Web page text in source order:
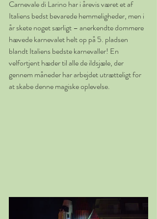
Carnevale di Larino har i årevis været et af
Italiens bedst bevarede hemmeligheder, men i
år skete noget særligt – anerkendte dommere
hævede karnevalet helt op på 5. pladsen
blandt Italiens bedste karnevaller! En
velfortjent hæder til alle de ildsjæle, der
gennem måneder har arbejdet utrætteligt for
at skabe denne magiske oplevelse.